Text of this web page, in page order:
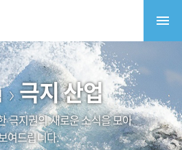
극지 산업
극지권의 새로운 소식을 모아
여드립니다.